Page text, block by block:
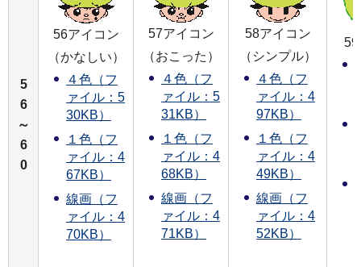
5
6
～
6
0
56アイコン
（かなしい）
４色（フ
ァイル：5
30KB）
１色（フ
ァイル：4
67KB）
線画（フ
ァイル：4
70KB）
57アイコン
（おこった）
４色（フ
ァイル：5
31KB）
１色（フ
ァイル：4
68KB）
線画（フ
ァイル：4
71KB）
58アイコン
（シンプル）
４色（フ
ァイル：4
97KB）
１色（フ
ァイル：4
49KB）
線画（フ
ァイル：4
52KB）
59